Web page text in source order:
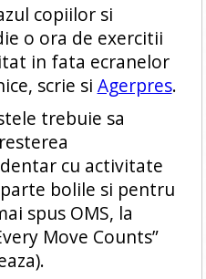
copiilor si
o ora de exercitii
in fata ecranelor
scrie si Agerpres.
trebuie sa
cu activitate
bolile si pentru
spus OMS, la
Move Counts”